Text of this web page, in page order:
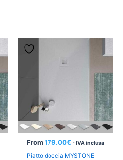
From 179.00€ - IVA inclusa
Piatto doccia MYSTONE